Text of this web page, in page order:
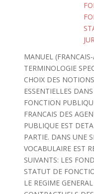
MANUEL
TERMINOLOGIE
CHOIX DES
ESSENTIELLES
FONCTION
FRANCAIS DES
PUBLIQUE EST
PARTIE. DANS UNE
VOCABULAIRE EST
SUIVANTS: LES
STATUT DE
LE REGIME